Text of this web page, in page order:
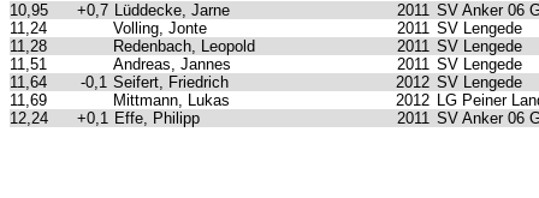
10,95 +0,7 Lüddecke, Jarne 2011 SV Anker 06
11,24
Volling, Jonte 2011 SV Lengede
11,28
Redenbach, Leopold 2011 SV Lengede
11,51
Andreas, Jannes 2011 SV Lengede
11,64
-0,1 Seifert, Friedrich 2012 SV Lengede
11,69
Mittmann, Lukas 2012 LG Peiner
12,24
+0,1 Effe, Philipp 2011 SV Anker 06